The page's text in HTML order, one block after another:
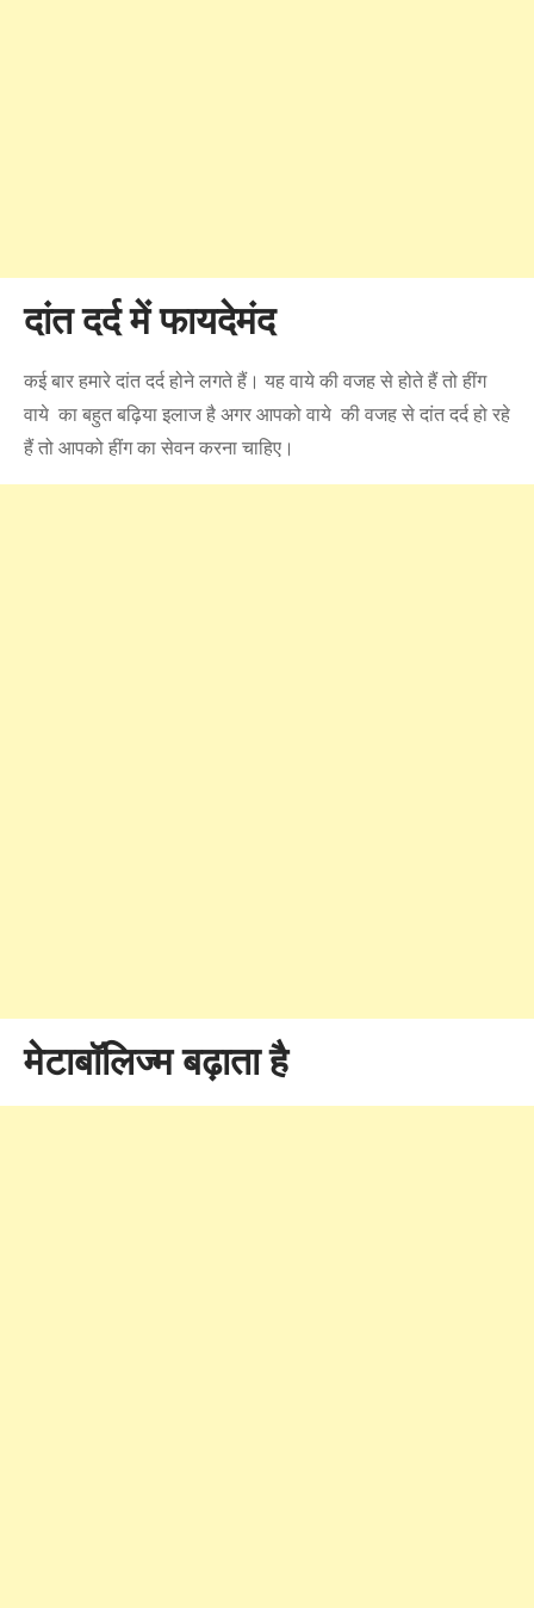
दांत दर्द में फायदेमंद
कई बार हमारे दांत दर्द होने लगते हैं। यह वाये की वजह से होते हैं तो हींग
वाये का बहुत बढ़िया इलाज है अगर आपको वाये की वजह से दांत दर्द हो रहे
हैं तो आपको हींग का सेवन करना चाहिए।
मेटाबॉलिज्म बढ़ाता है